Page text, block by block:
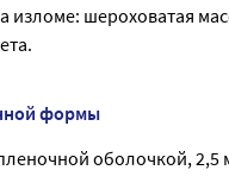
изломе: шероховатая
формы
оболочкой, 2,5